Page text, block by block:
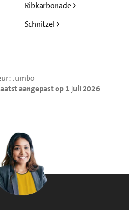
Ribkarbonade
Schnitzel
Jumbo
aangepast op 1 juli 2026